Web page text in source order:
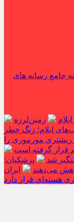
جامع رسانه های
زمین‌لرزه
ایلام؛ زنگ خطر
زمین‌لرزه ۲/۵ ریشتری مورموری را
شد
پزشکیان:
کاهش می‌دهند
ایران